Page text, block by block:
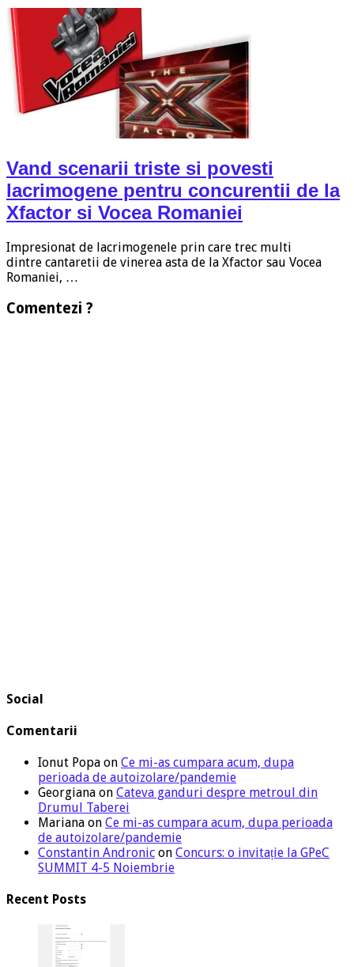
Vand scenarii triste si povesti
lacrimogene pentru concurentii de la
Xfactor si Vocea Romaniei
Impresionat de lacrimogenele prin care trec multi
dintre cantaretii de vinerea asta de la Xfactor sau Vocea
Romaniei, …
Comentezi ?
Social
Comentarii
Ionut Popa on Ce mi-as cumpara acum, dupa
perioada de autoizolare/pandemie
Georgiana on Cateva ganduri despre metroul din
Drumul Taberei
Mariana on Ce mi-as cumpara acum, dupa perioada
de autoizolare/pandemie
Constantin Andronic on Concurs: o invitație la GPeC
SUMMIT 4-5 Noiembrie
Recent Posts